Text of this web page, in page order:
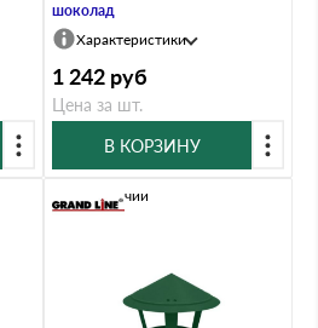
шоколад
Характеристики
1 242 руб
Цена за шт.
В КОРЗИНУ
В наличии